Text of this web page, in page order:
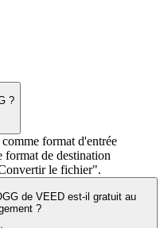
?
format d'entrée
format de destination
le fichier".
de VEED est-il gratuit au
?